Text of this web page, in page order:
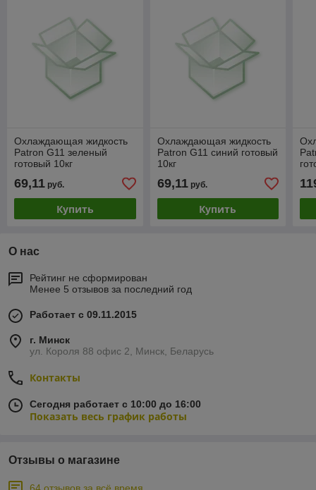
Охлаждающая жидкость
Patron G11 зеленый
готовый 10кг
69,11 руб.
Купить
Охлаждающая жидкость
Patron G11 синий готовый
10кг
69,11руб.
Купить
О нас
Рейтинг не сформирован
Менее 5 отзывов за последний год
Работает с 09.11.2015
г. Минск
ул. Короля 88 офис 2, Минск, Беларусь
Контакты
Сегодня работает с 10:00 до 16:00
Показать весь график работы
Отзывы о магазине